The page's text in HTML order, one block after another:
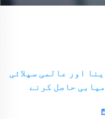
اور عالمی سپلائی
حاصل کرنے